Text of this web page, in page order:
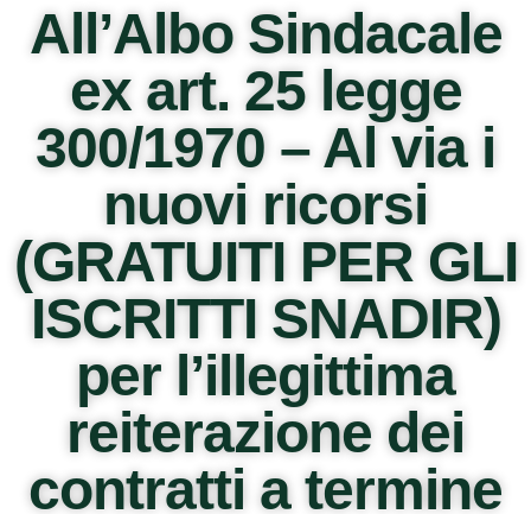
All’Albo Sindacale
ex art. 25 legge
300/1970 – Al via i
nuovi ricorsi
(GRATUITI PER GLI
ISCRITTI SNADIR)
per l’illegittima
reiterazione dei
contratti a termine